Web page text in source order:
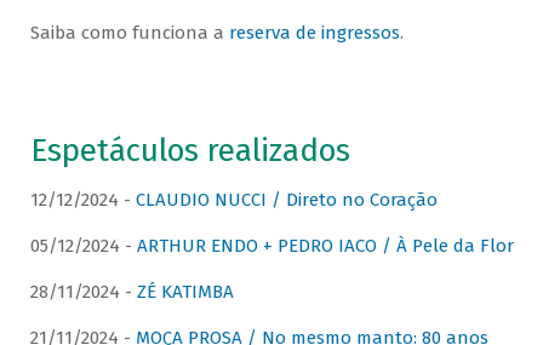
Saiba como funciona a reserva de ingressos.
Espetáculos realizados
12/12/2024 - CLAUDIO NUCCI / Direto no Coração
05/12/2024 - ARTHUR ENDO + PEDRO IACO / À Pele da Flor
28/11/2024 - ZÉ KATIMBA
21/11/2024 - MOÇA PROSA / No mesmo manto: 80 anos